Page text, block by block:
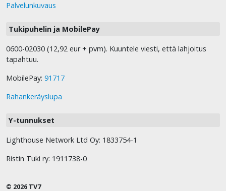
Palvelunkuvaus
Tukipuhelin ja MobilePay
0600-02030 (12,92 eur + pvm). Kuuntele viesti, että lahjoitus
tapahtuu.
MobilePay: 91717
Rahankeräyslupa
Y-tunnukset
Lighthouse Network Ltd Oy: 1833754-1
Ristin Tuki ry: 1911738-0
© 2026 TV7